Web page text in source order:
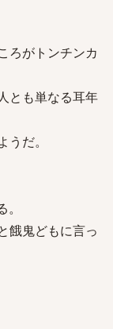
ろがトンチンカ
とも単なる耳年
だ。
餓鬼どもに言っ